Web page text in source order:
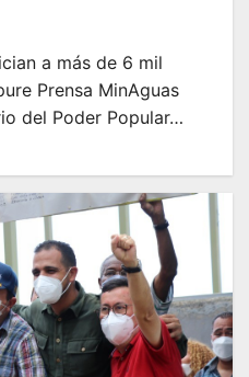
a más de 6 mil
Prensa MinAguas
del Poder Popular…